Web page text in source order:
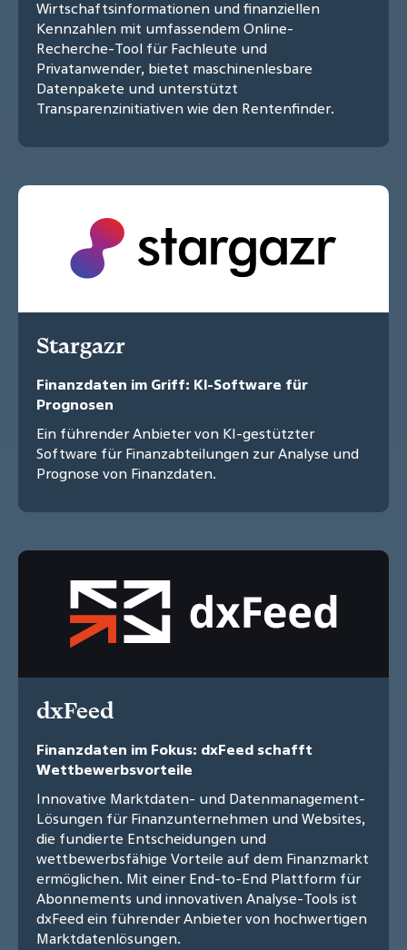
Wirtschaftsinformationen und finanziellen
Kennzahlen mit umfassendem Online-
Recherche-Tool für Fachleute und
Privatanwender, bietet maschinenlesbare
Datenpakete und unterstützt
Transparenzinitiativen wie den Rentenfinder.
Stargazr
Finanzdaten im Griff: KI-Software für
Prognosen
Ein führender Anbieter von KI-gestützter
Software für Finanzabteilungen zur Analyse und
Prognose von Finanzdaten.
dxFeed
Finanzdaten im Fokus: dxFeed schafft
Wettbewerbsvorteile
Innovative Marktdaten- und Datenmanagement-
Lösungen für Finanzunternehmen und Websites,
die fundierte Entscheidungen und
wettbewerbsfähige Vorteile auf dem Finanzmarkt
ermöglichen. Mit einer End-to-End Plattform für
Abonnements und innovativen Analyse-Tools ist
dxFeed ein führender Anbieter von hochwertigen
Marktdatenlösungen.